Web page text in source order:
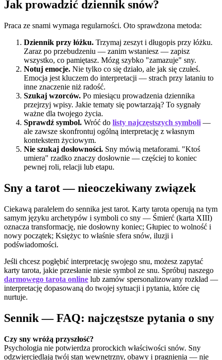
Jak prowadzić dziennik snów?
Praca ze snami wymaga regularności. Oto sprawdzona metoda:
Dziennik przy łóżku. Trzymaj zeszyt i długopis przy łóżku.
Zaraz po przebudzeniu — zanim wstaniesz — zapisz
wszystko, co pamiętasz. Mózg szybko "zamazuje" sny.
Notuj emocje. Nie tylko co się działo, ale jak się czułeś.
Emocja jest kluczem do interpretacji — strach przy lataniu to
inne znaczenie niż radość.
Szukaj wzorców. Po miesiącu prowadzenia dziennika
przejrzyj wpisy. Jakie tematy się powtarzają? To sygnały
ważne dla twojego życia.
Sprawdź symbol. Wróć do listy najczęstszych symboli —
ale zawsze skonfrontuj ogólną interpretację z własnym
kontekstem życiowym.
Nie szukaj dosłowności. Sny mówią metaforami. "Ktoś
umiera" rzadko znaczy dosłownie — częściej to koniec
pewnej roli, relacji lub etapu.
Sny a tarot — nieoczekiwany związek
Ciekawą paralelem do sennika jest tarot. Karty tarota operują na tym
samym języku archetypów i symboli co sny — Śmierć (karta XIII)
oznacza transformację, nie dosłowny koniec; Głupiec to wolność i
nowy początek; Księżyc to właśnie sfera snów, iluzji i
podświadomości.
Jeśli chcesz pogłębić interpretację swojego snu, możesz zapytać
karty tarota, jakie przesłanie niesie symbol ze snu. Spróbuj naszego
darmowego tarota online lub zamów spersonalizowany rozkład —
interpretację dopasowaną do twojej sytuacji i pytania, które cię
nurtuje.
Sennik — FAQ: najczęstsze pytania o sny
Czy sny wróżą przyszłość?
Psychologia nie potwierdza prorockich właściwości snów. Sny
odzwierciedlają twój stan wewnętrzny, obawy i pragnienia — nie